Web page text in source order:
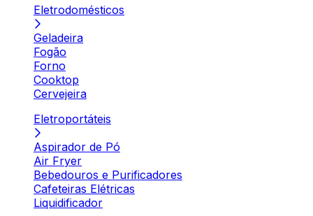
Eletrodomésticos
Geladeira
Fogão
Forno
Cooktop
Cervejeira
Eletroportáteis
Aspirador de Pó
Air Fryer
Bebedouros e Purificadores
Cafeteiras Elétricas
Liquidificador